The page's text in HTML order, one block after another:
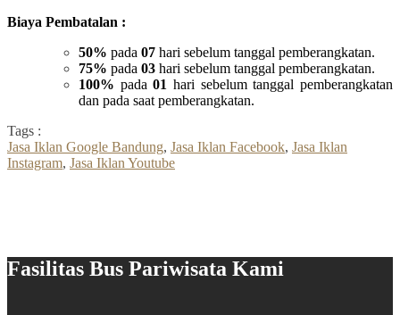
Biaya Pembatalan :
50% pada 07 hari sebelum tanggal pemberangkatan.
75% pada 03 hari sebelum tanggal pemberangkatan.
100% pada01 hari sebelum tanggal pemberangkatan
dan pada saat pemberangkatan.
Tags :
Jasa Iklan Google Bandung, Jasa Iklan Facebook, Jasa Iklan
Instagram, Jasa Iklan Youtube
Fasilitas Bus Pariwisata Kami